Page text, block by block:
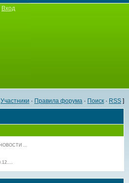
Вход
Участники · Правила форума · Поиск · RSS ]
...